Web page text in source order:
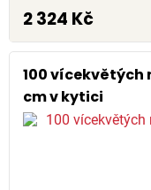
2 324 Kč
100 vícekvětých
cm v kytici